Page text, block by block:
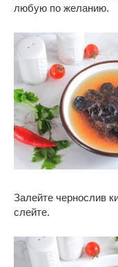
любую по желанию.
Залейте чернослив
слейте.